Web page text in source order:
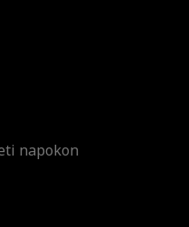
napokon